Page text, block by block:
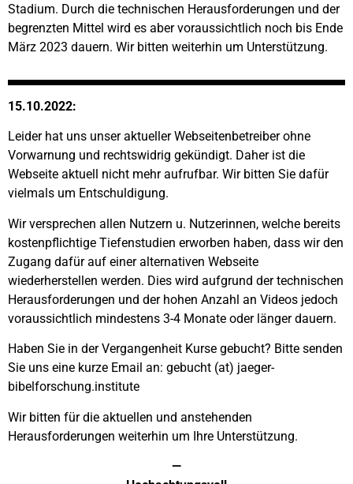
Stadium. Durch die technischen Herausforderungen und der
begrenzten Mittel wird es aber voraussichtlich noch bis Ende
März 2023 dauern. Wir bitten weiterhin um Unterstützung.
15.10.2022:
Leider hat uns unser aktueller Webseitenbetreiber ohne
Vorwarnung und rechtswidrig gekündigt. Daher ist die
Webseite aktuell nicht mehr aufrufbar. Wir bitten Sie dafür
vielmals um Entschuldigung.
Wir versprechen allen Nutzern u. Nutzerinnen, welche bereits
kostenpflichtige Tiefenstudien erworben haben, dass wir den
Zugang dafür auf einer alternativen Webseite
wiederherstellen werden. Dies wird aufgrund der technischen
Herausforderungen und der hohen Anzahl an Videos jedoch
voraussichtlich mindestens 3-4 Monate oder länger dauern.
Haben Sie in der Vergangenheit Kurse gebucht? Bitte senden
Sie uns eine kurze Email an: gebucht (at) jaeger-
bibelforschung.institute
Wir bitten für die aktuellen und anstehenden
Herausforderungen weiterhin um Ihre Unterstützung.
—